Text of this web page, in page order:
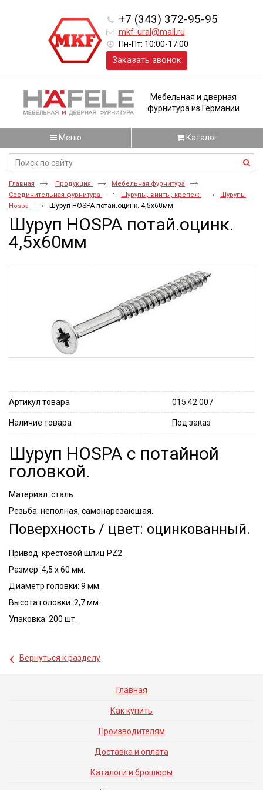
+7 (343) 372-95-95
mkf-ural@mail.ru
Пн-Пт: 10:00-17:00
Заказать звонок
Мебельная и дверная
фурнитура из Германии
Меню Каталог
Главная Продукция
Мебельная фурнитура
Соединительная фурнитура
Шурупы, винты, крепеж
Шурупы
Hospa
Шуруп HOSPA потай.оцинк. 4,5x60мм
Шуруп HOSPA потай.оцинк.
4,5x60мм
Артикул товара 015.42.007
Наличие товара Под заказ
Шуруп HOSPA с потайной
головкой.
Материал: сталь.
Резьба: неполная, самонарезающая.
Поверхность / цвет: оцинкованный.
Привод: крестовой шлиц PZ2.
Размер: 4,5 x 60 мм.
Диаметр головки: 9 мм.
Высота головки: 2,7 мм.
Упаковка: 200 шт.
‹ Вернуться к разделу
Главная
Как купить
Производителям
Доставка и оплата
Каталоги и брошюры